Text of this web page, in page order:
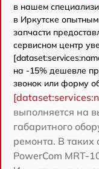
в нашем
в Иркутске
запчасти
сервисном центр
на -15% дешевле
звонок или форму
выполняется на
габаритного
ремонта. В таких
PowerCom MRT-